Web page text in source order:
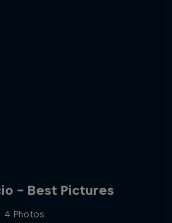
- Best Pictures
4 Photos